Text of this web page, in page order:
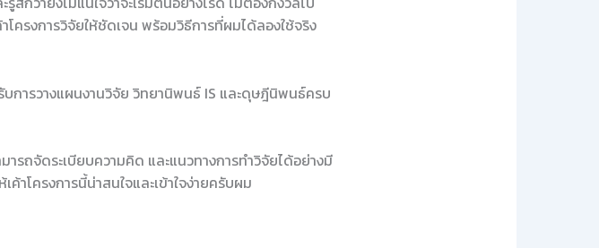
โครงการวิจัยให้ชัดเจน พร้อมวิธีการที่ผมได้ลองใช้จริง
บการวางแผนงานวิจัย วิทยานิพนธ์ IS และดุษฎีนิพนธ์ครบ
รถจัดระเบียบความคิด และแนวทางการทำวิจัยได้อย่างมี
าโครงการนี้น่าสนใจและเข้าใจง่ายครับผม